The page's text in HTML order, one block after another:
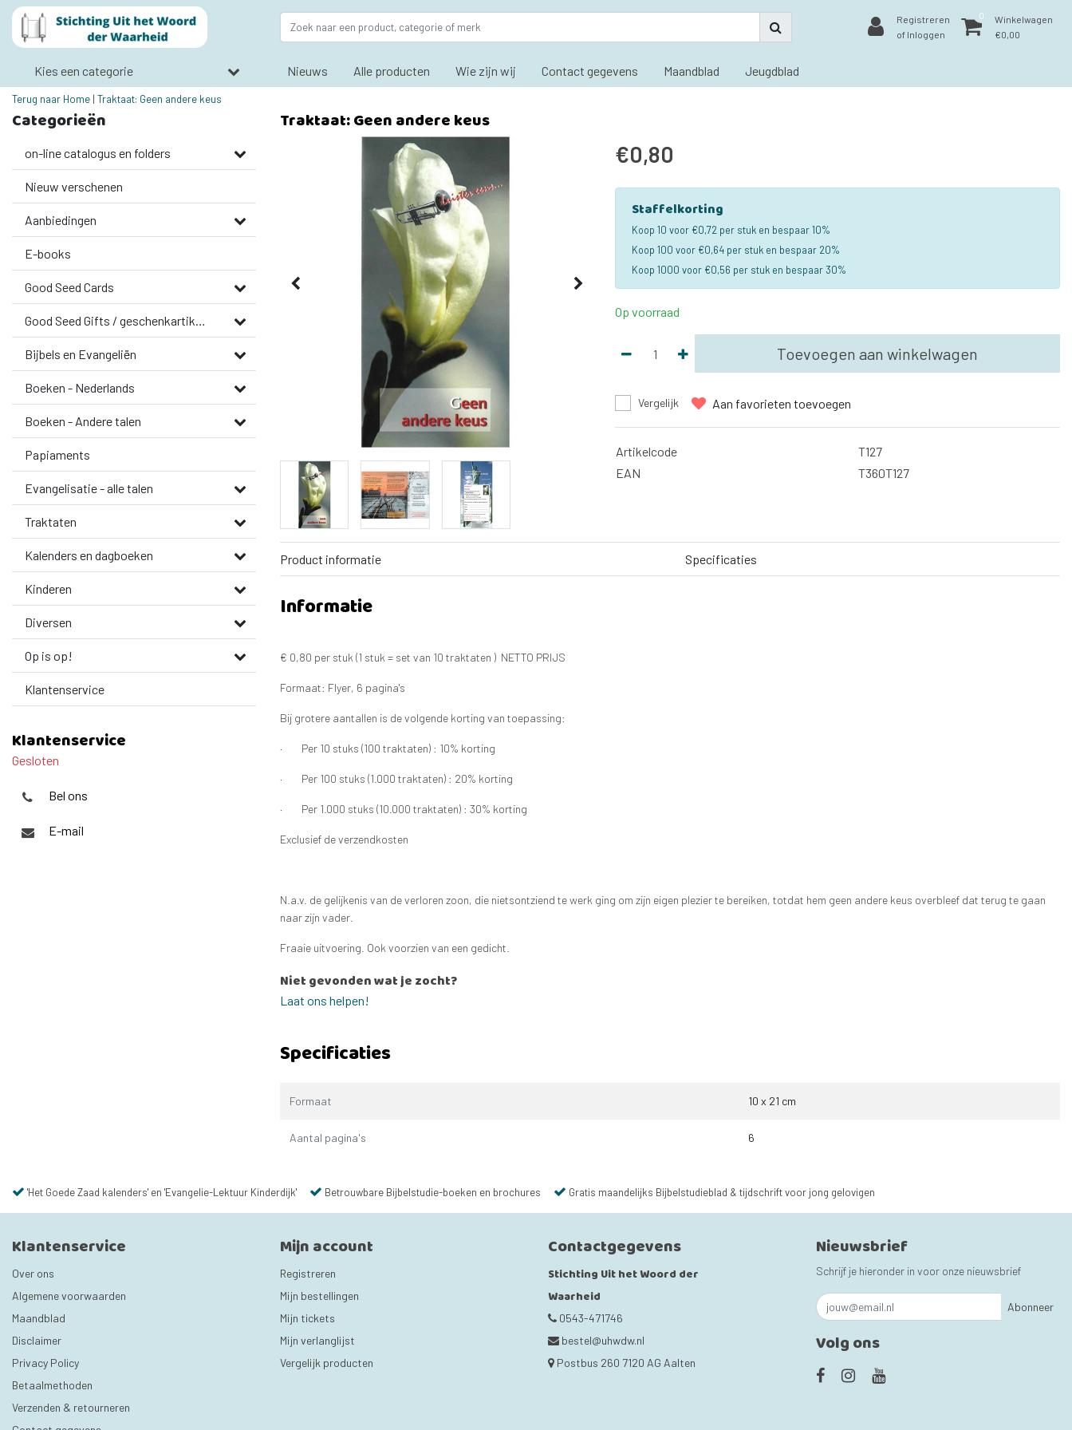
Registreren
of Inloggen
0
Winkelwagen
€0,00
Kies een categorie Nieuws Alle producten Wie zijn wij Contact gegevens Maandblad Jeugdblad
Terug naar Home | Traktaat: Geen andere keus
Categorieën
on-line catalogus en folders
Nieuw verschenen
Aanbiedingen
E-books
Good Seed Cards
Good Seed Gifts / geschenkartikelen
Bijbels en Evangeliën
Boeken - Nederlands
Boeken - Andere talen
Papiaments
Evangelisatie - alle talen
Traktaten
Kalenders en dagboeken
Kinderen
Diversen
Op is op!
Klantenservice
Klantenservice
Gesloten
Bel ons
E-mail
Traktaat: Geen andere keus
€0,80
Staffelkorting
Koop 10 voor €0,72 per stuk en bespaar 10%
Koop 100 voor €0,64 per stuk en bespaar 20%
Koop 1000 voor €0,56 per stuk en bespaar 30%
Op voorraad
Toevoegen aan winkelwagen
Vergelijk Aan favorieten toevoegen
Artikelcode
T127
EAN
T360T127
Product informatie Specificaties
Informatie
€ 0,80 per stuk (1 stuk = set van 10 traktaten ) NETTO PRIJS
Formaat: Flyer, 6 pagina's
Bij grotere aantallen is de volgende korting van toepassing:
· Per 10 stuks (100 traktaten) : 10% korting
· Per 100 stuks (1.000 traktaten) : 20% korting
· Per 1.000 stuks (10.000 traktaten) : 30% korting
Exclusief de verzendkosten
N.a.v. de gelijkenis van de verloren zoon, die nietsontziend te werk ging om zijn eigen plezier te bereiken, totdat hem geen andere keus overbleef dat terug te gaan
naar zijn vader.
Fraaie uitvoering. Ook voorzien van een gedicht.
Niet gevonden wat je zocht?
Laat ons helpen!
Specificaties
Formaat 10 x 21 cm
Aantal pagina's 6
'Het Goede Zaad kalenders' en 'Evangelie-Lektuur Kinderdijk' Betrouwbare Bijbelstudie-boeken en brochures Gratis maandelijks Bijbelstudieblad & tijdschrift voor jong gelovigen
Klantenservice
Over ons
Algemene voorwaarden
Maandblad
Disclaimer
Privacy Policy
Betaalmethoden
Verzenden & retourneren
Mijn account
Registreren
Mijn bestellingen
Mijn tickets
Mijn verlanglijst
Vergelijk producten
Contactgegevens
Stichting Uit het Woord der
Waarheid
0543-471746
bestel@uhwdw.nl
Postbus 260 7120 AG Aalten
Nieuwsbrief
Schrijf je hieronder in voor onze nieuwsbrief
Abonneer
Volg ons